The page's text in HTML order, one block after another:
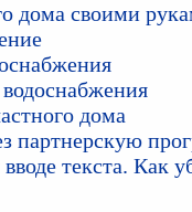
дома своими
дома
партнерскую
текста. Как